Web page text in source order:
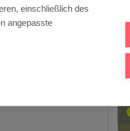
A/B
einschließlich des
angepasste